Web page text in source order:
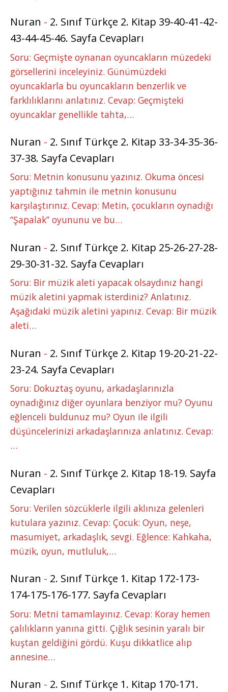
Nuran - 2. Sınıf Türkçe 2. Kitap 39-40-41-42-
43-44-45-46. Sayfa Cevapları
Soru: Geçmişte oynanan oyuncakların müzedeki
görsellerini inceleyiniz. Günümüzdeki
oyuncaklarla bu oyuncakların benzerlik ve
farklılıklarını anlatınız. Cevap: Geçmişteki
oyuncaklar genellikle tahta,…
Nuran - 2. Sınıf Türkçe 2. Kitap 33-34-35-36-
37-38. Sayfa Cevapları
Soru: Metnin konusunu yazınız. Okuma öncesi
yaptığınız tahmin ile metnin konusunu
karşılaştırınız. Cevap: Metin, çocukların oynadığı
“Şapalak” oyununu ve bu…
Nuran - 2. Sınıf Türkçe 2. Kitap 25-26-27-28-
29-30-31-32. Sayfa Cevapları
Soru: Bir müzik aleti yapacak olsaydınız hangi
müzik aletini yapmak isterdiniz? Anlatınız.
Aşağıdaki müzik aletini yapınız. Cevap: Bir müzik
aleti…
Nuran - 2. Sınıf Türkçe 2. Kitap 19-20-21-22-
23-24. Sayfa Cevapları
Soru: Dokuztaş oyunu, arkadaşlarınızla
oynadığınız diğer oyunlara benziyor mu? Oyunu
eğlenceli buldunuz mu? Oyun ile ilgili
düşüncelerinizi arkadaşlarınıza anlatınız. Cevap:
…
Nuran - 2. Sınıf Türkçe 2. Kitap 18-19. Sayfa
Cevapları
Soru: Verilen sözcüklerle ilgili aklınıza gelenleri
kutulara yazınız. Cevap: Çocuk: Oyun, neşe,
masumiyet, arkadaşlık, sevgi. Eğlence: Kahkaha,
müzik, oyun, mutluluk,…
Nuran - 2. Sınıf Türkçe 1. Kitap 172-173-
174-175-176-177. Sayfa Cevapları
Soru: Metni tamamlayınız. Cevap: Koray hemen
çalılıkların yanına gitti. Çığlık sesinin yaralı bir
kuştan geldiğini gördü. Kuşu dikkatlice alıp
annesine…
Nuran - 2. Sınıf Türkçe 1. Kitap 170-171.